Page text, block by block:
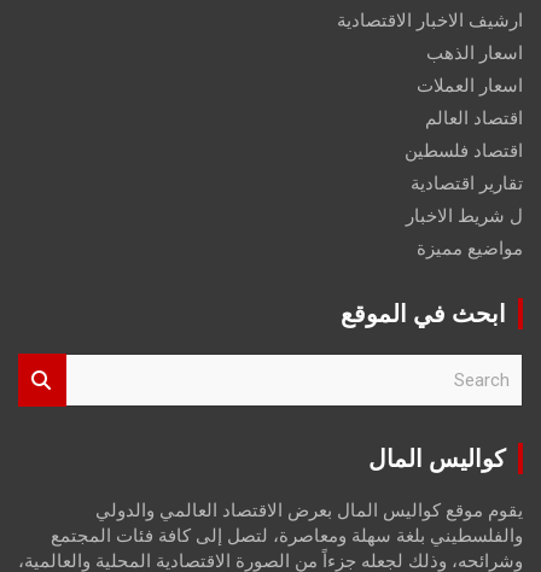
ارشيف الاخبار الاقتصادية
اسعار الذهب
اسعار العملات
اقتصاد العالم
اقتصاد فلسطين
تقارير اقتصادية
ل شريط الاخبار
مواضيع مميزة
ابحث في الموقع
r
كواليس المال
يقوم موقع كواليس المال بعرض الاقتصاد العالمي والدولي
والفلسطيني بلغة سهلة ومعاصرة، لتصل إلى كافة فئات المجتمع
وشرائحه، وذلك لجعله جزءاً من الصورة الاقتصادية المحلية والعالمية،